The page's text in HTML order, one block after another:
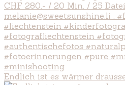
Endlich ist es wärmer